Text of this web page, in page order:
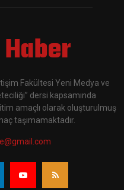
Fakültesi Yeni Medya ve
dersi kapsamında
amaçlı olarak oluşturulmuş
taşımamaktadır.